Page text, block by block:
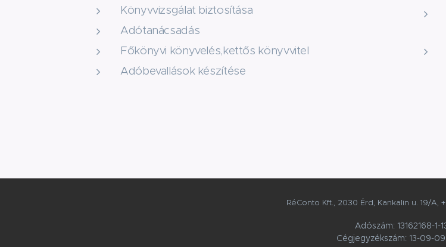
Könyvvizsgálat biztosítása
Adótanácsadás
Főkönyvi könyvelés,kettős könyvvitel
Adóbevallások készítése
RéConto Kft., 2030 Érd, Kankalin u. 19/
Adószám: 13162168-1-
Cégjegyzékszám: 13-09-